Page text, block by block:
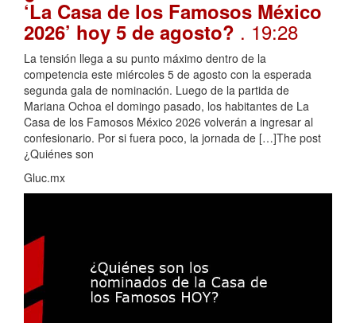
‘La Casa de los Famosos México
2026’ hoy 5 de agosto? . 19:28
La tensión llega a su punto máximo dentro de la
competencia este miércoles 5 de agosto con la esperada
segunda gala de nominación. Luego de la partida de
Mariana Ochoa el domingo pasado, los habitantes de La
Casa de los Famosos México 2026 volverán a ingresar al
confesionario. Por si fuera poco, la jornada de […]The post
¿Quiénes son
Gluc.mx